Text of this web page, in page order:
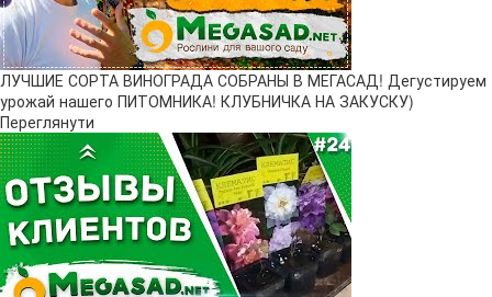
ЛУЧШИЕ СОРТА ВИНОГРАДА СОБРАНЫ В МЕГАСАД! Дегустируем
урожай нашего ПИТОМНИКА! КЛУБНИЧКА НА ЗАКУСКУ)
Переглянути